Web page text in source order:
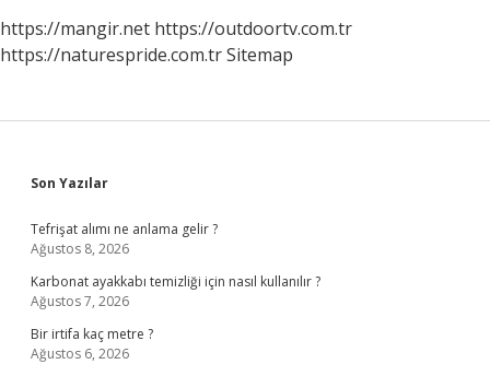
https://mangir.net https://outdoortv.com.tr
https://naturespride.com.trSitemap
Sidebar
Son Yazılar
Tefrişat alımı ne anlama gelir ?
Ağustos 8, 2026
Karbonat ayakkabı temizliği için nasıl kullanılır ?
Ağustos 7, 2026
Bir irtifa kaç metre ?
Ağustos 6, 2026